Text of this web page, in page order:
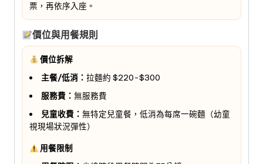
票，再依序入座。
價位與用餐規則
價位拆解
主餐/低消： 拉麵約 $220-$300
服務費： 無服務費
兒童收費： 無特定兒童餐，低消為每席一碗麵（幼童
視現場狀況彈性）
用餐限制